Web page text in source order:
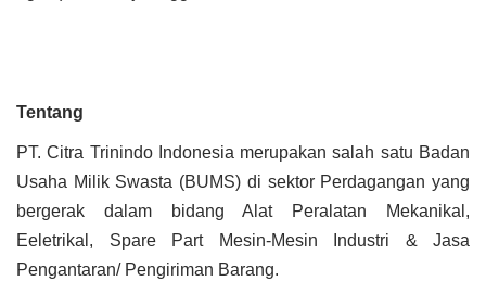
Tentang
PT. Citra Trinindo Indonesia merupakan salah satu Badan
Usaha Milik Swasta (BUMS) di sektor Perdagangan yang
bergerak dalam bidang Alat Peralatan Mekanikal,
Eeletrikal, Spare Part Mesin-Mesin Industri & Jasa
Pengantaran/ Pengiriman Barang.